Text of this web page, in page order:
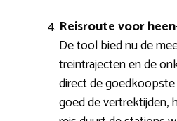
Reisroute voor
De tool bied nu de
treintrajecten en de
direct de
goed de vertrektijden,